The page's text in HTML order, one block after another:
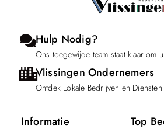
Hulp Nodig?
Ons toegewijde team staat klaar om
Vlissingen Ondernemers
Ontdek Lokale Bedrijven en Diensten
Informatie Top